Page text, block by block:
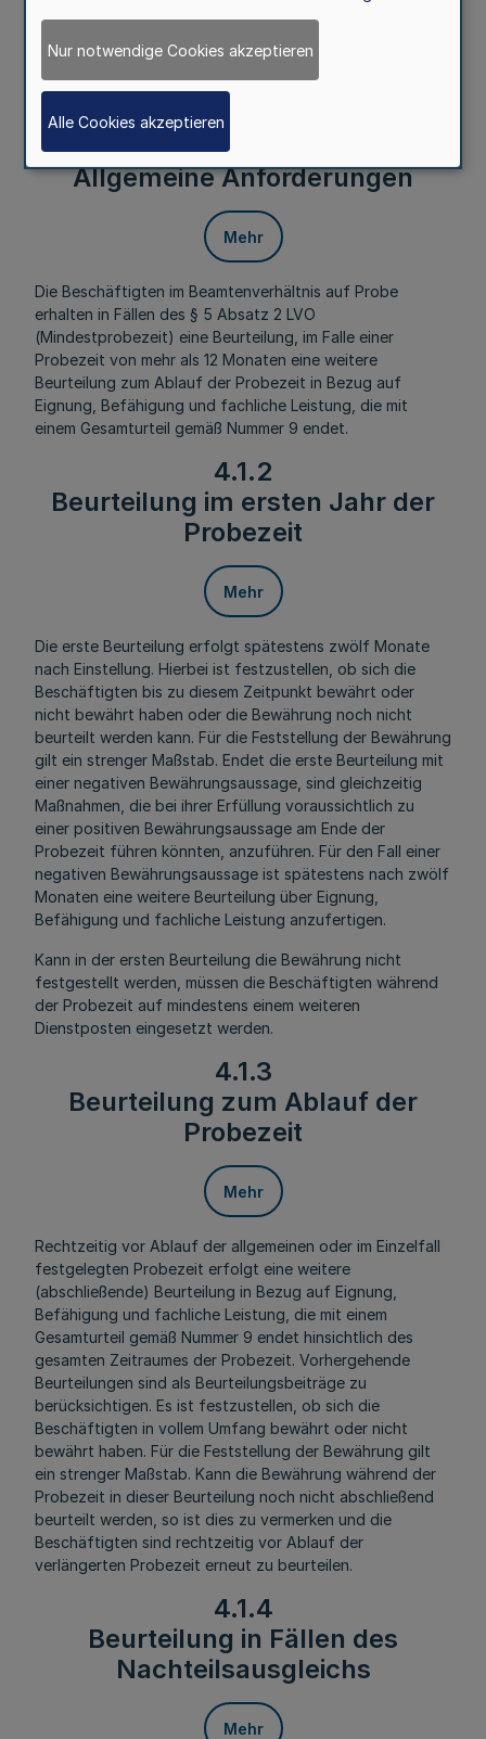
laufbahnrechtlichen Probezeit
Mehr
4.1.1
Allgemeine Anforderungen
Mehr
Die Beschäftigten im Beamtenverhältnis auf Probe
erhalten in Fällen des § 5 Absatz 2 LVO
(Mindestprobezeit) eine Beurteilung, im Falle einer
Probezeit von mehr als 12 Monaten eine weitere
Beurteilung zum Ablauf der Probezeit in Bezug auf
Eignung, Befähigung und fachliche Leistung, die mit
einem Gesamturteil gemäß Nummer 9 endet.
4.1.2
Beurteilung im ersten Jahr der
Probezeit
Mehr
Die erste Beurteilung erfolgt spätestens zwölf Monate
nach Einstellung. Hierbei ist festzustellen, ob sich die
Beschäftigten bis zu diesem Zeitpunkt bewährt oder
nicht bewährt haben oder die Bewährung noch nicht
beurteilt werden kann. Für die Feststellung der Bewährung
gilt ein strenger Maßstab. Endet die erste Beurteilung mit
einer negativen Bewährungsaussage, sind gleichzeitig
Maßnahmen, die bei ihrer Erfüllung voraussichtlich zu
einer positiven Bewährungsaussage am Ende der
Probezeit führen könnten, anzuführen. Für den Fall einer
negativen Bewährungsaussage ist spätestens nach zwölf
Monaten eine weitere Beurteilung über Eignung,
Befähigung und fachliche Leistung anzufertigen.
Kann in der ersten Beurteilung die Bewährung nicht
festgestellt werden, müssen die Beschäftigten während
der Probezeit auf mindestens einem weiteren
Dienstposten eingesetzt werden.
4.1.3
Beurteilung zum Ablauf der
Probezeit
Mehr
Rechtzeitig vor Ablauf der allgemeinen oder im Einzelfall
festgelegten Probezeit erfolgt eine weitere
(abschließende) Beurteilung in Bezug auf Eignung,
Befähigung und fachliche Leistung, die mit einem
Gesamturteil gemäß Nummer 9 endet hinsichtlich des
gesamten Zeitraumes der Probezeit. Vorhergehende
Beurteilungen sind als Beurteilungsbeiträge zu
berücksichtigen. Es ist festzustellen, ob sich die
Beschäftigten in vollem Umfang bewährt oder nicht
bewährt haben. Für die Feststellung der Bewährung gilt
ein strenger Maßstab. Kann die Bewährung während der
Probezeit in dieser Beurteilung noch nicht abschließend
beurteilt werden, so ist dies zu vermerken und die
Beschäftigten sind rechtzeitig vor Ablauf der
verlängerten Probezeit erneut zu beurteilen.
4.1.4
Beurteilung in Fällen des
Nachteilsausgleichs
Mehr
Nur notwendige Cookies akzeptieren
Alle Cookies akzeptieren